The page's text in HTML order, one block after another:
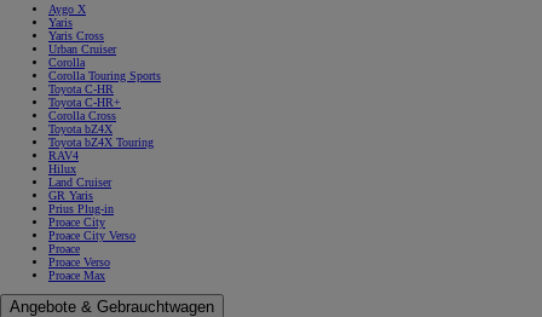
Aygo X
Yaris
Yaris Cross
Urban Cruiser
Corolla
Corolla Touring Sports
Toyota C-HR
Toyota C-HR+
Corolla Cross
Toyota bZ4X
Toyota bZ4X Touring
RAV4
Hilux
Land Cruiser
GR Yaris
Prius Plug-in
Proace City
Proace City Verso
Proace
Proace Verso
Proace Max
Angebote & Gebrauchtwagen